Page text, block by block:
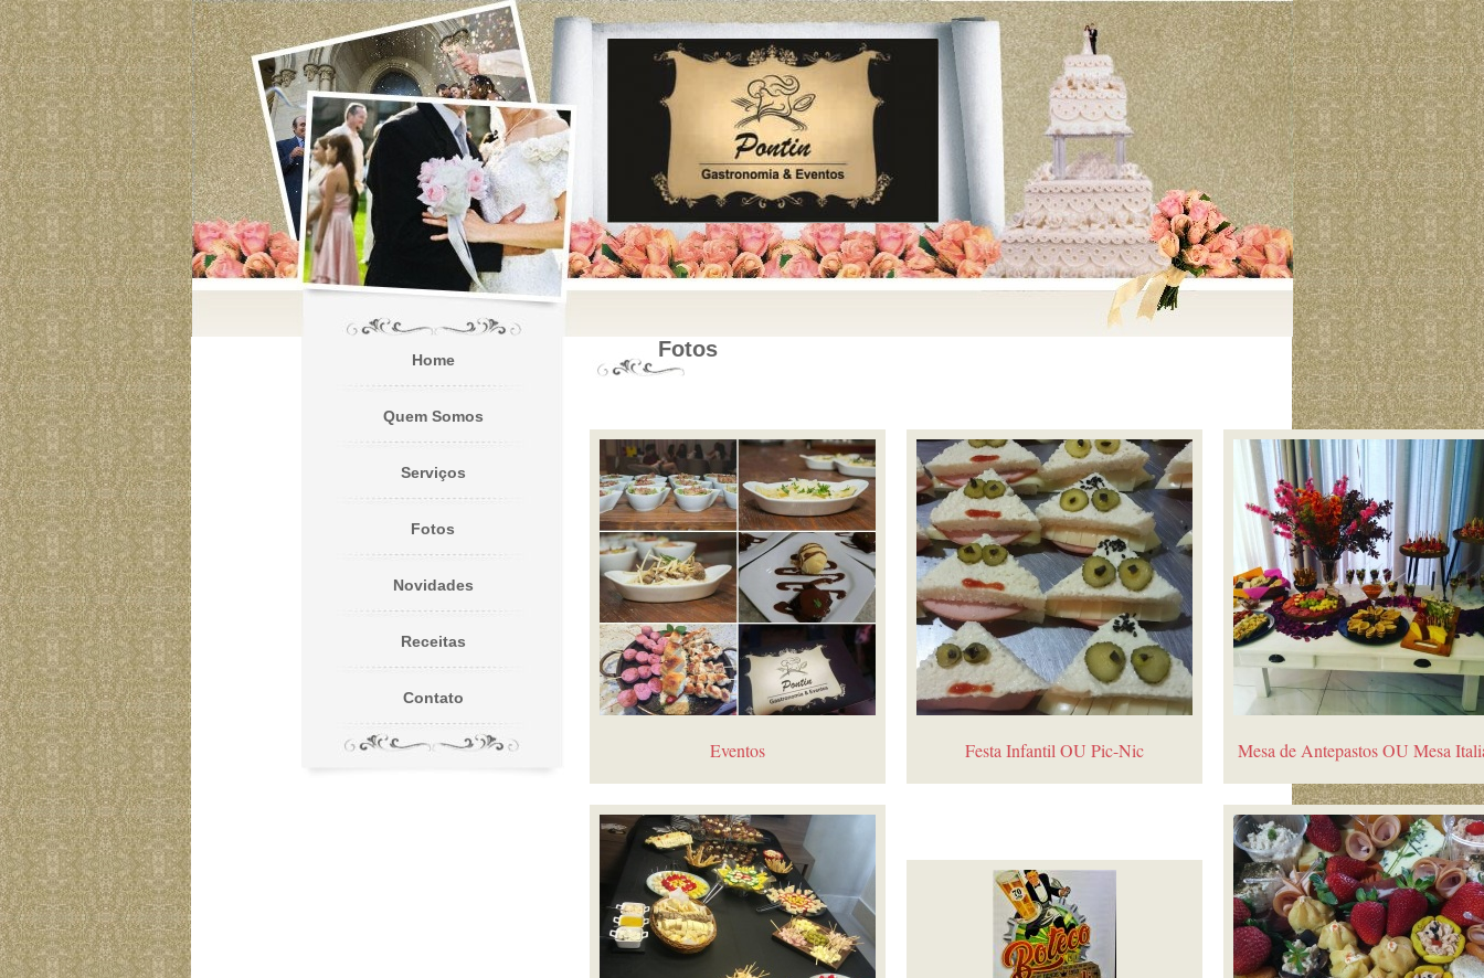
Home
Quem Somos
Serviços
Fotos
Novidades
Receitas
Contato
Fotos
Eventos Festa Infantil OU Pic-Nic Mesa de Antepastos OU Mesa